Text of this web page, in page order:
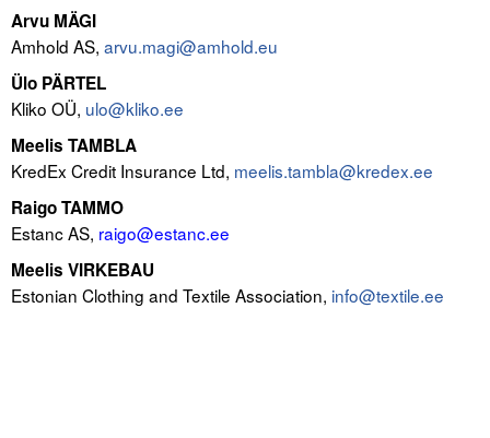
Viidad
ICC WBO
ICC komisjonid
Digiraamatukogu
Juhendid ja väljaanded
Videod
Kontakt
Arvu MÄGI
Amhold AS, arvu.magi@amhold.eu
Ülo PÄRTEL
Kliko OÜ, ulo@kliko.ee
Meelis TAMBLA
KredEx Credit Insurance Ltd, meelis.tambla@kredex.ee
Raigo TAMMO
Estanc AS, raigo@estanc.ee
Meelis VIRKEBAU
Estonian Clothing and Textile Association, info@textile.ee